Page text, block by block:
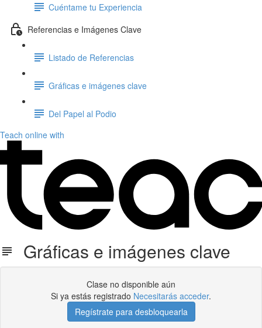
Cuéntame tu Experiencia
Referencias e Imágenes Clave
Listado de Referencias
Gráficas e imágenes clave
Del Papel al Podio
Teach online with
Gráficas e imágenes clave
Clase no disponible aún
Si ya estás registrado Necesitarás acceder.
Regístrate para desbloquearla